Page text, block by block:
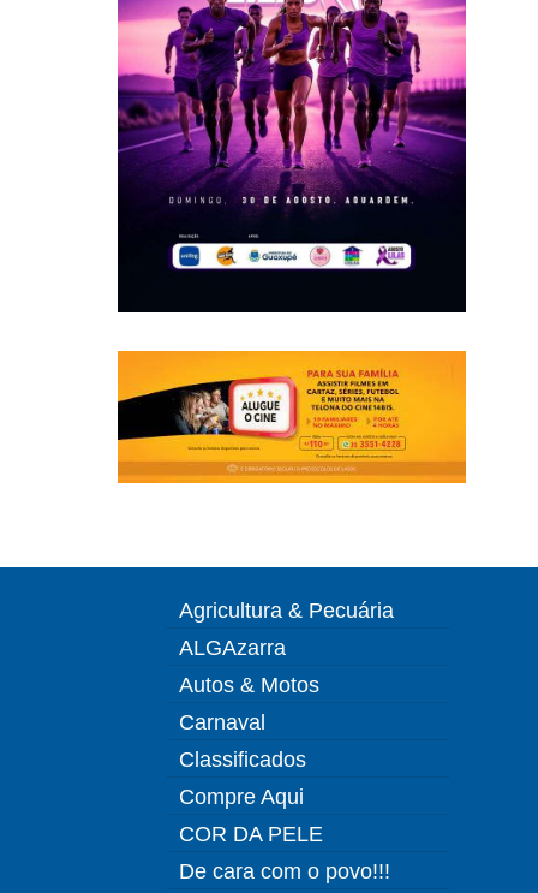
Agricultura & Pecuária
ALGAzarra
Autos & Motos
Carnaval
Classificados
Compre Aqui
COR DA PELE
De cara com o povo!!!